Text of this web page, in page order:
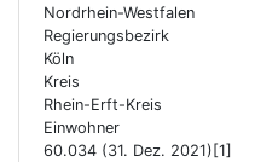
Nordrhein-Westfalen
Regierungsbezirk
Köln
Kreis
Rhein-Erft-Kreis
Einwohner
60.034 (31. Dez. 2021)[1]